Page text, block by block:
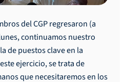
del CGP regresaron (a
continuamos nuestro
de puestos clave en la
ejercicio, se trata de
que necesitaremos en los